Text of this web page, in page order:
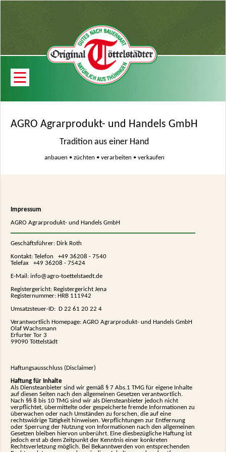
AGRO Agrarprodukt- und Handels GmbH
Tradition aus einer Hand
anbauen • züchten • verarbeiten • verkaufen
Impressum
AGRO Agrarprodukt- und Handels GmbH
Geschäftsführer: Dirk Roth
Kontakt: Telefon +49 36208 - 7540
Telefax +49 36208 - 75424
E-Mail: info@agro-toettelstaedt.de
Registergericht: Registergericht Jena
Registernummer: HRB 111942
Umsatzsteuer-ID: D 22 61 20 22 4
Verantwortlich Homepage: AGRO Agrarprodukt- und Handels GmbH
Olaf Wachsmann
Erfurter Tor 3
99090 Töttelstädt
Haftungsausschluss (Disclaimer)
Haftung für Inhalte
Als Diensteanbieter sind wir gemäß § 7 Abs.1 TMG für eigene Inhalte
auf diesen Seiten nach den allgemeinen Gesetzen verantwortlich.
Nach §§ 8 bis 10 TMG sind wir als Diensteanbieter jedoch nicht
verpflichtet, übermittelte oder gespeicherte fremde Informationen zu
überwachen oder nach Umständen zu forschen, die auf eine
rechtswidrige Tätigkeit hinweisen. Verpflichtungen zur Entfernung
oder Sperrung der Nutzung von Informationen nach den allgemeinen
Gesetzen bleiben hiervon unberührt. Eine diesbezügliche Haftung ist
jedoch erst ab dem Zeitpunkt der Kenntnis einer konkreten
Rechtsverletzung möglich. Bei Bekanntwerden von entsprechenden